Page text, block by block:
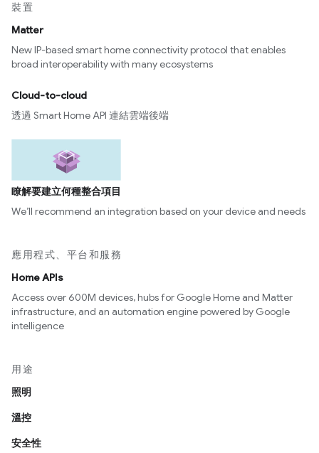
裝置
Matter
New IP-based smart home connectivity protocol that enables
broad interoperability with many ecosystems
Cloud-to-cloud
透過 Smart Home API 連結雲端後端
瞭解要建立何種整合項目
We’ll recommend an integration based on your device and needs
應用程式、平台和服務
Home APIs
Access over 600M devices, hubs for Google Home and Matter
infrastructure, and an automation engine powered by Google
intelligence
用途
照明
溫控
安全性